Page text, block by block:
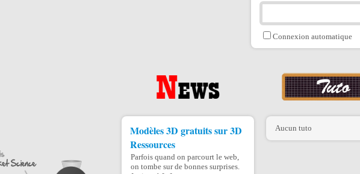
Connexion automatique
Modèles 3D gratuits sur 3D
Ressources
Parfois quand on parcourt le web,
on tombe sur de bonnes surprises.
Aucun tuto